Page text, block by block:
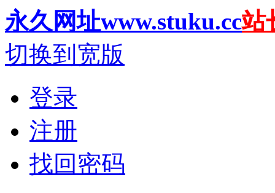
永久网址www.stuku.cc站
切换到宽版
登录
注册
找回密码